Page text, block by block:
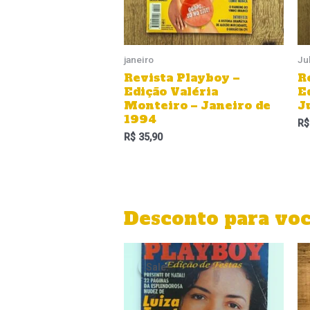
janeiro
Revista Playboy –
Edição Valéria
Monteiro – Janeiro de
1994
R$35,90
R$
Desconto para
Sale!
Sale!
O
preço
original
era:
R$ 35,90.
O
preço
atual
é:
R$ 29,90.